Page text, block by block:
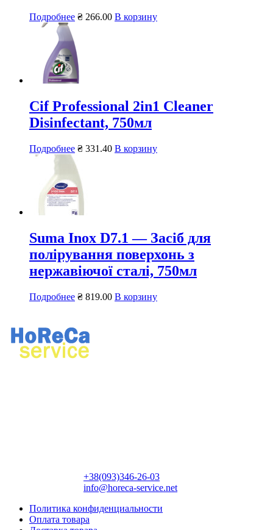
Подробнее ₴ 266.00 В корзину
Cif Professional 2in1 Cleaner
Disinfectant, 750мл
Подробнее ₴ 331.40 В корзину
Suma Inox D7.1 — Засіб для
полірування поверхонь з
нержавіючої сталі, 750мл
Подробнее ₴ 819.00 В корзину
+38(093)346-26-03
info@horeca-service.net
Политика конфиденциальности
Оплата товара